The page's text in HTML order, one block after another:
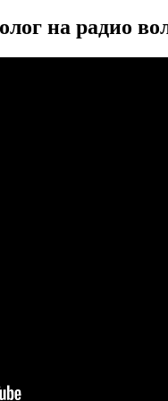
на радио